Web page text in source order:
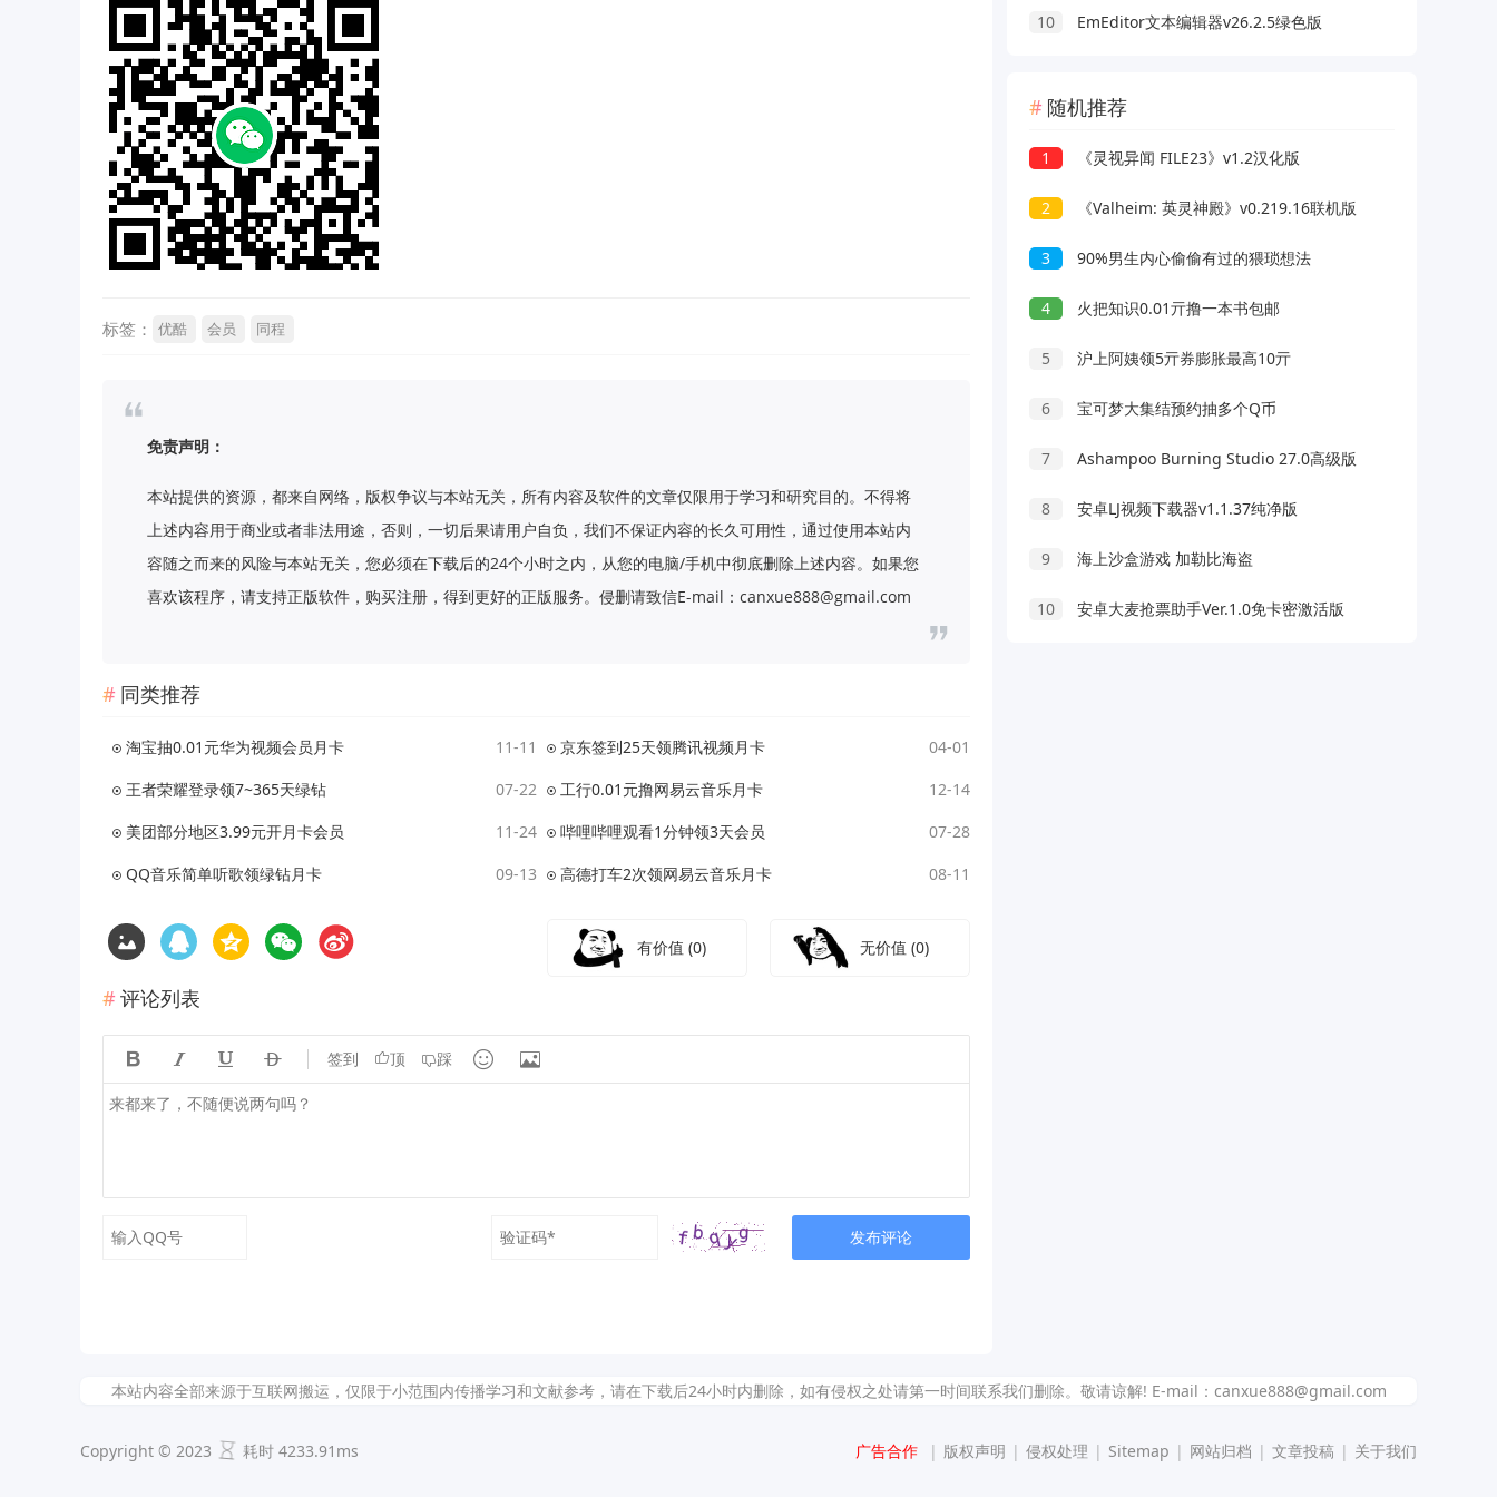
标签： 优酷 会员 同程
免责声明：
本站提供的资源，都来自网络，版权争议与本站无关，所有内容及软件的文章仅限用于学习和研究目的。不得将
上述内容用于商业或者非法用途，否则，一切后果请用户自负，我们不保证内容的长久可用性，通过使用本站内
容随之而来的风险与本站无关，您必须在下载后的24个小时之内，从您的电脑/手机中彻底删除上述内容。如果您
喜欢该程序，请支持正版软件，购买注册，得到更好的正版服务。侵删请致信E-mail：canxue888@gmail.com
同类推荐
淘宝抽0.01元华为视频会员月卡 11-11 京东签到25天领腾讯视频月卡
04-01
王者荣耀登录领7~365天绿钻
07-22 工行0.01元撸网易云音乐月卡
12-14
美团部分地区3.99元开月卡会员
11-24 哔哩哔哩观看1分钟领3天会员
07-28
QQ音乐简单听歌领绿钻月卡
09-13 高德打车2次领网易云音乐月卡 08-11
有价值(0) 无价值(0)
评论列表
    签到 顶 踩  
发布评论
10 EmEditor文本编辑器v26.2.5绿色版
随机推荐
1 《灵视异闻 FILE23》v1.2汉化版
2 《Valheim: 英灵神殿》v0.219.16联机版
3 90%男生内心偷偷有过的猥琐想法
4 火把知识0.01亓撸一本书包邮
5 沪上阿姨领5亓券膨胀最高10亓
6 宝可梦大集结预约抽多个Q币
7 Ashampoo Burning Studio 27.0高级版
8 安卓LJ视频下载器v1.1.37纯净版
9 海上沙盒游戏 加勒比海盗
10 安卓大麦抢票助手Ver.1.0免卡密激活版
本站内容全部来源于互联网搬运，仅限于小范围内传播学习和文献参考，请在下载后24小时内删除，如有侵权之处请第一时间联系我们删除。敬请谅解! E-mail：canxue888@gmail.com
Copyright © 2023 耗时 4233.91ms 广告合作 | 版权声明 | 侵权处理 | Sitemap | 网站归档 | 文章投稿 | 关于我们